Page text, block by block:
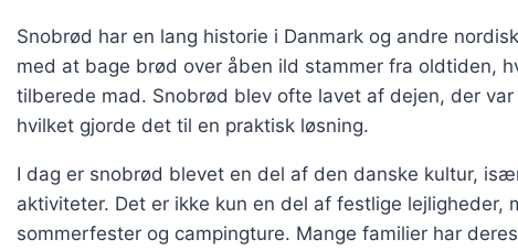
Snobrød har en lang historie i Danmark og andre
med at bage brød over åben ild stammer fra oldtiden,
tilberede mad. Snobrød blev ofte lavet af dejen, der
hvilket gjorde det til en praktisk løsning.
I dag er snobrød blevet en del af den danske kultur,
aktiviteter. Det er ikke kun en del af festlige lejligheder,
sommerfester og campingture. Mange familier har